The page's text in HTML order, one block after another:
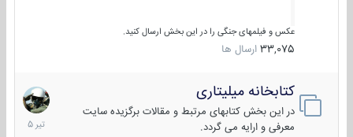
عکس و فیلمهای جنگی را در این بخش ارسال کنید.
33,075 ارسال ها
کتابخانه میلیتاری
در این بخش کتابهای مرتبط و مقالات برگزیده سایت
معرفی و ارایه می گردد.
16
تیر
1405